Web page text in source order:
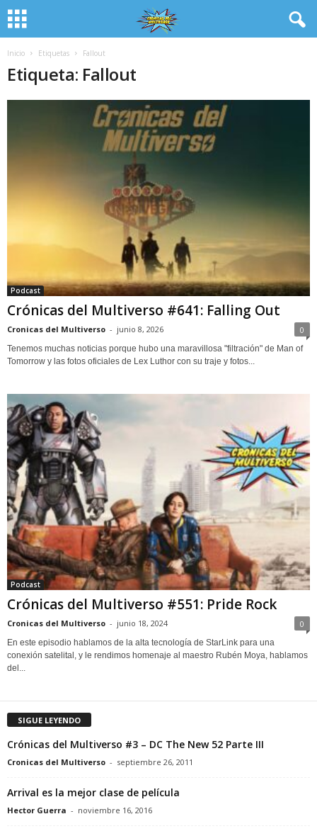
Inicio Etiquetas Fallout
Etiqueta: Fallout
Podcast
Crónicas del Multiverso #641: Falling Out
Cronicas del Multiverso - junio 8, 2026 0
Tenemos muchas noticias porque hubo una maravillosa "filtración" de Man of
Tomorrow y las fotos oficiales de Lex Luthor con su traje y fotos...
Podcast
Crónicas del Multiverso #551: Pride Rock
Cronicas del Multiverso - junio 18, 2024 0
En este episodio hablamos de la alta tecnología de StarLink para una
conexión satelital, y le rendimos homenaje al maestro Rubén Moya, hablamos
del...
SIGUE LEYENDO
Crónicas del Multiverso #3 – DC The New 52 Parte III
Cronicas del Multiverso - septiembre 26, 2011
Arrival es la mejor clase de película
Hector Guerra - noviembre 16, 2016